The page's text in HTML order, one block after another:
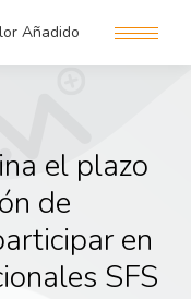
Añadido
el plazo
de
en
SFS